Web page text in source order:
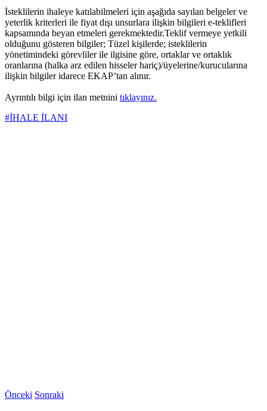
İsteklilerin ihaleye katılabilmeleri için aşağıda sayılan belgeler ve
yeterlik kriterleri ile fiyat dışı unsurlara ilişkin bilgileri e-teklifleri
kapsamında beyan etmeleri gerekmektedir.Teklif vermeye yetkili
olduğunu gösteren bilgiler; Tüzel kişilerde; isteklilerin
yönetimindeki görevliler ile ilgisine göre, ortaklar ve ortaklık
oranlarına (halka arz edilen hisseler hariç)/üyelerine/kurucularına
ilişkin bilgiler idarece EKAP’tan alınır.
Ayrıntılı bilgi için ilan metnini tıklayınız.
#İHALE İLANI
Önceki Sonraki